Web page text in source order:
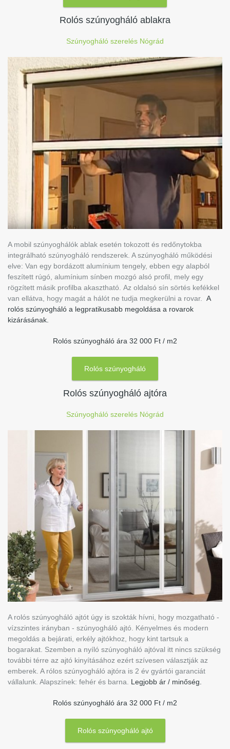
Rolós szúnyogháló ablakra
Szúnyogháló szerelés Nógrád
A mobil szúnyoghálók ablak esetén tokozott és redőnytokba
integrálható szúnyogháló rendszerek. A szúnyogháló működési
elve: Van egy bordázott alumínium tengely, ebben egy alapból
feszített rúgó, alumínium sínben mozgó alsó profil, mely egy
rögzített másik profilba akasztható. Az oldalsó sín sörtés kefékkel
van ellátva, hogy magát a hálót ne tudja megkerülni a rovar. A
rolós szúnyogháló a legpratikusabb megoldása a rovarok
kizárásának.
Rolós szúnyogháló ára 32 000 Ft / m2
Rolós szúnyogháló
Rolós szúnyogháló ajtóra
Szúnyogháló szerelés Nógrád
A rolós szúnyogháló ajtót úgy is szokták hívni, hogy mozgatható -
vízszintes irányban - szúnyogháló ajtó. Kényelmes és modern
megoldás a bejárati, erkély ajtókhoz, hogy kint tartsuk a
bogarakat. Szemben a nyíló szúnyogháló ajtóval itt nincs szükség
további térre az ajtó kinyításához ezért szívesen választják az
emberek. A rólos szúnyogháló ajtóra is 2 év gyártói garanciát
vállalunk. Alapszínek: fehér és barna. Legjobb ár / minőség.
Rolós szúnyogháló ára 32 000 Ft / m2
Rolós szúnyogháló ajtó